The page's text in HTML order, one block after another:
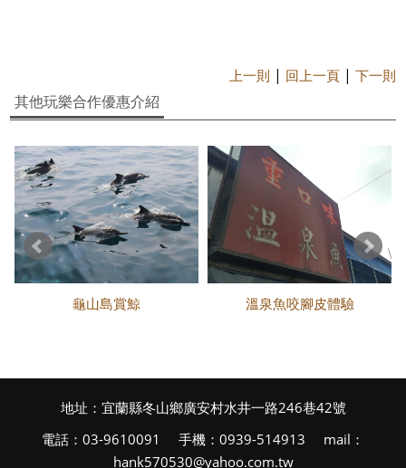
上一則 | 回上一頁| 下一則
其他玩樂合作優惠介紹
龜山島賞鯨 溫泉魚咬腳皮體驗
地址：宜蘭縣冬山鄉廣安村水井一路246巷42號
電話：03-9610091 手機：0939-514913 mail：
hank570530@yahoo.com.tw